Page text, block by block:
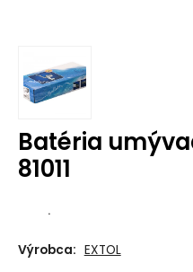
Batéria
81011
.
Výrobca: EXTOL